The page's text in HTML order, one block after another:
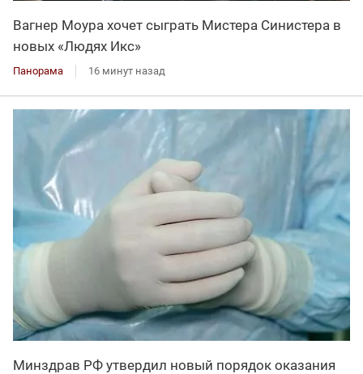
Вагнер Моура хочет сыграть Мистера Синистера в
новых «Людях Икс»
Панорама 16 минут назад
Минздрав РФ утвердил новый порядок оказания